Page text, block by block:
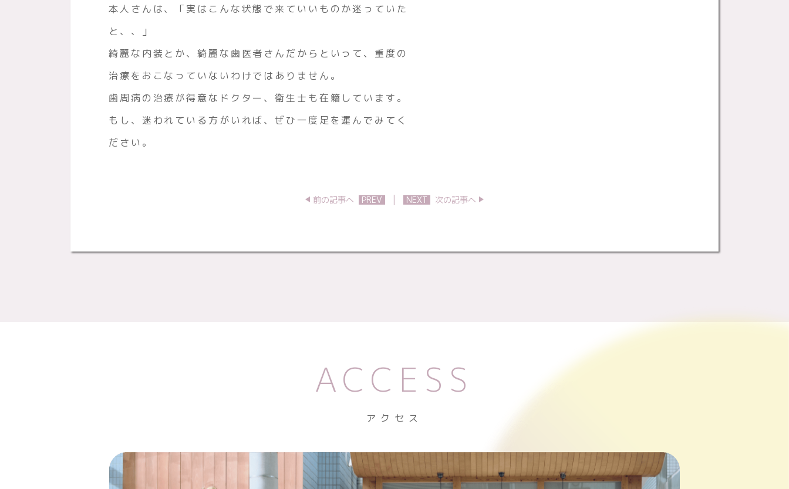
本人さんは、「実はこんな状態で来ていいものか迷っていた
と、、」
綺麗な内装とか、綺麗な歯医者さんだからといって、重度の
治療をおこなっていないわけではありません。
歯周病の治療が得意なドクター、衛生士も在籍しています。
もし、迷われている方がいれば、ぜひ一度足を運んでみてく
ださい。
前の記事へ PREV | NEXT 次の記事へ
ACCESS
アクセス